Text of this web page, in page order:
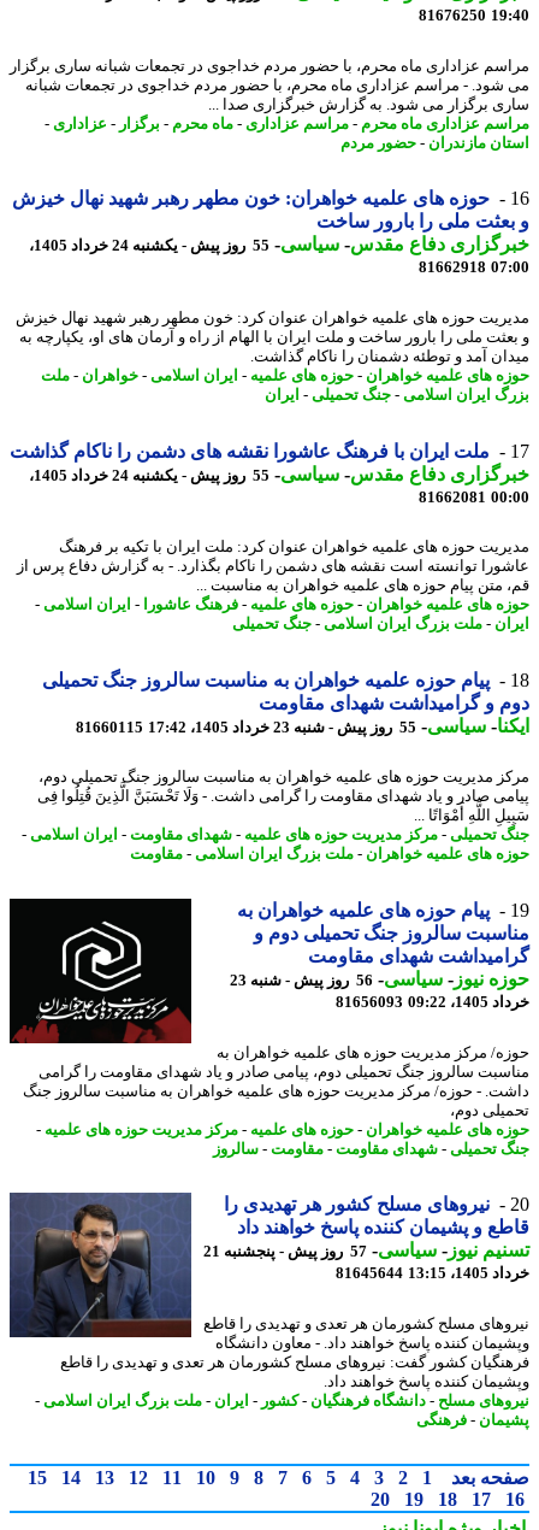
81676250
عزاداری ماه محرم، با حضور مردم خداجوی در تجمعات شبانه ساری برگزار
- مراسم عزاداری ماه محرم، با حضور مردم خداجوی در تجمعات شبانه
برگزار می شود. به گزارش خبرگزاری صدا ...
عزاداری ماه محرم-مراسم عزاداری- ماه محرم-برگزار - عزاداری-
مازندران- حضور مردم
حوزه های علمیه خواهران: خون مطهر رهبر شهید نهال خیزش
ملی را بارور ساخت
دفاع مقدس-سیاسی-
55 روز پیش - یکشنبه 24 خرداد 1405،
81662918
حوزه های علمیه خواهران عنوان کرد: خون مطهر رهبر شهید نهال خیزش
ملی را بارور ساخت و ملت ایران با الهام از راه و آرمان های او، یکپارچه به
آمد و توطئه دشمنان را ناکام گذاشت.
های علمیه خواهران- حوزه های علمیه-ایران اسلامی-خواهران-
ملت
ایران اسلامی-جنگ تحمیلی-ایران
ملت ایران با فرهنگ عاشورا نقشه های دشمن را ناکام گذاشت
دفاع مقدس-سیاسی-
55 روز پیش - یکشنبه 24 خرداد 1405،
81662081
حوزه های علمیه خواهران عنوان کرد: ملت ایران با تکیه بر فرهنگ
توانسته است نقشه های دشمن را ناکام بگذارد. - به گزارش دفاع پرس از
متن پیام حوزه های علمیه خواهران به مناسبت ...
های علمیه خواهران- حوزه های علمیه-فرهنگ عاشورا-ایران اسلامی-
- ملت بزرگ ایران اسلامی-جنگ تحمیلی
پیام حوزه علمیه خواهران به مناسبت سالروز جنگ تحمیلی
و گرامیداشت شهدای مقاومت
-سیاسی-55 روز پیش - شنبه 23 خرداد 1405، 17:42 81660115
مدیریت حوزه های علمیه خواهران به مناسبت سالروز جنگ تحمیلی دوم،
صادر و یاد شهدای مقاومت را گرامی داشت. - وَلَا تَحْسَبَنَّ الَّذِینَ قُتِلُوا فِی
اللَّهِ أَمْوَاتًا ...
تحمیلی-مرکز مدیریت حوزه های علمیه-شهدای مقاومت-ایران اسلامی-
های علمیه خواهران- ملت بزرگ ایران اسلامی-مقاومت
پیام حوزه های علمیه خواهران به
سالروز جنگ تحمیلی دوم و
شهدای مقاومت
نیوز-سیاسی-
56 روز پیش - شنبه 23
09:22
81656093
مرکز مدیریت حوزه های علمیه خواهران به
سالروز جنگ تحمیلی دوم، پیامی صادر و یاد شهدای مقاومت را گرامی
- حوزه/ مرکز مدیریت حوزه های علمیه خواهران به مناسبت سالروز جنگ
دوم،
های علمیه خواهران- حوزه های علمیه-مرکز مدیریت حوزه های علمیه-
تحمیلی-شهدای مقاومت-مقاومت-سالروز
نیروهای مسلح کشور هر تهدیدی را
و پشیمان کننده پاسخ خواهند داد
نیوز-سیاسی-
57 روز پیش - پنجشنبه 21
13:15
81645644
مسلح کشورمان هر تعدی و تهدیدی را قاطع
کننده پاسخ خواهند داد. - معاون دانشگاه
کشور گفت: نیروهای مسلح کشورمان هر تعدی و تهدیدی را قاطع
کننده پاسخ خواهند داد.
مسلح-دانشگاه فرهنگیان-کشور-ایران - ملت بزرگ ایران اسلامی-
-فرهنگی
بعد 1
2
3
4
5
6
7
8
9
10
11
12
13
14
15
17
18
19
20